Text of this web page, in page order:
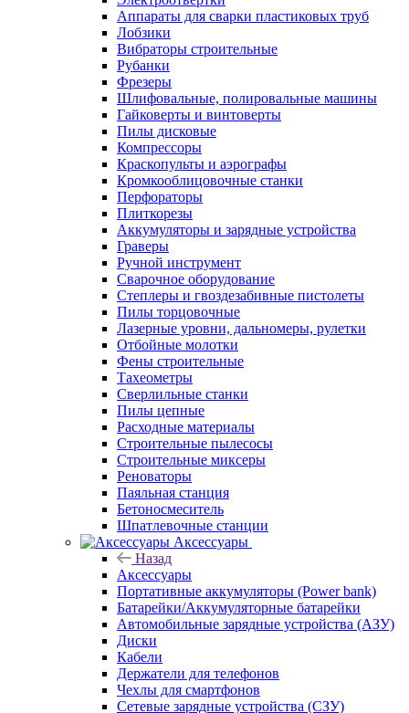
Аппараты для сварки пластиковых труб
Лобзики
Вибраторы строительные
Рубанки
Фрезеры
Шлифовальные, полировальные машины
Гайковерты и винтоверты
Пилы дисковые
Компрессоры
Краскопульты и аэрографы
Кромкооблицовочные станки
Перфораторы
Плиткорезы
Аккумуляторы и зарядные устройства
Граверы
Ручной инструмент
Сварочное оборудование
Степлеры и гвоздезабивные пистолеты
Пилы торцовочные
Лазерные уровни, дальномеры, рулетки
Отбойные молотки
Фены строительные
Тахеометры
Сверлильные станки
Пилы цепные
Расходные материалы
Строительные пылесосы
Строительные миксеры
Реноваторы
Паяльная станция
Бетоносмеситель
Шпатлевочные станции
Аксессуары
Назад
Аксессуары
Портативные аккумуляторы (Power bank)
Батарейки/Аккумуляторные батарейки
Автомобильные зарядные устройства (АЗУ)
Диски
Кабели
Держатели для телефонов
Чехлы для смартфонов
Сетевые зарядные устройства (СЗУ)